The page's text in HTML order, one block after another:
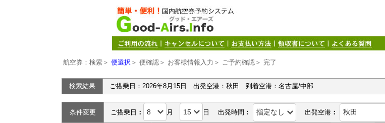
航空券：検索＞ 便選択 ＞ 便確認＞ お客様情報入力＞ ご予約確認＞ 完了
検索結果 ご搭乗日：2026年8月15日 出発空港：秋田 到着空港：名古屋/中部
条件変更 ご搭乗日 ： 月 日 出発時間 ： 出発空港 ：